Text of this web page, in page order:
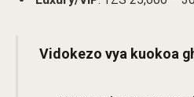
Vidokezo vya kuokoa